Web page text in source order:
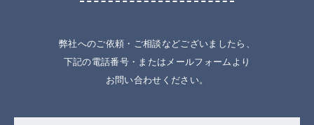
弊社へのご依頼・ご相談などございましたら、
下記の電話番号・またはメールフォームより
お問い合わせください。